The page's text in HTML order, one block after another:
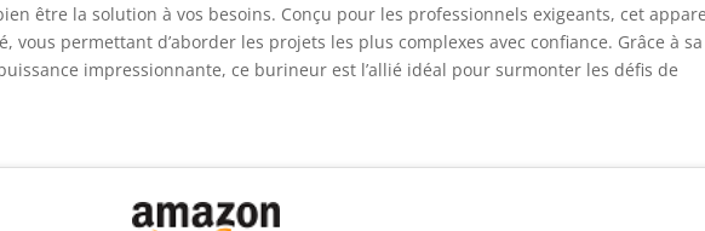
être la solution à vos besoins. Conçu pour les professionnels exigeants, cet
vous permettant d’aborder les projets les plus complexes avec confiance. Grâce à sa
impressionnante, ce burineur est l’allié idéal pour surmonter les défis de